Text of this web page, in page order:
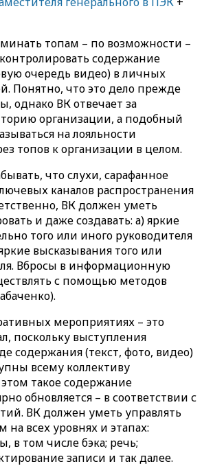
топам – по возможности –
содержание
очередь видео) в личных
Понятно, что это дело прежде
однако ВК отвечает за
организации, а подобный
на лояльности
топов к организации в целом.
что слухи, сарафанное
каналов распространения
ВК должен уметь
и даже создавать: а) яркие
того или иного руководителя
высказывания того или
Вбросы в информационную
с помощью методов
мероприятиях – это
поскольку выступления
содержания (текст, фото, видео)
всему коллективу
такое содержание
обновляется – в соответствии с
ВК должен уметь управлять
всех уровнях и этапах:
в том числе бэка; речь;
записи и так далее.